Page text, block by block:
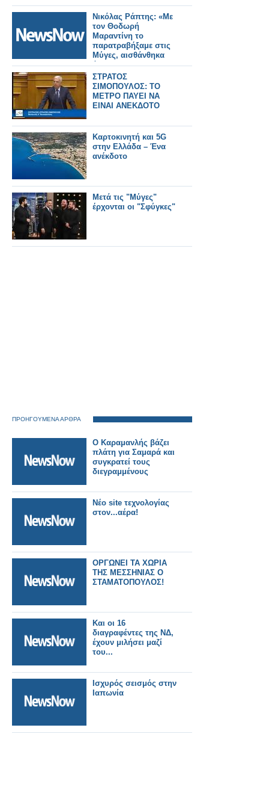
Νικόλας Ράπτης: «Με
τον Θοδωρή
Μαραντίνη το
παρατραβήξαμε στις
Μύγες, αισθάνθηκα
άβολα»
ΣΤΡΑΤΟΣ
ΣΙΜΟΠΟΥΛΟΣ: ΤΟ
ΜΕΤΡΟ ΠΑΥΕΙ ΝΑ
ΕΙΝΑΙ ΑΝΕΚΔΟΤΟ
Καρτοκινητή και 5G
στην Ελλάδα – Ένα
ανέκδοτο
Μετά τις "Μύγες"
έρχονται οι "Σφύγκες"
ΠΡΟΗΓΟΥΜΕΝΑ ΑΡΘΡΑ
Ο Καραμανλής βάζει
πλάτη για Σαμαρά και
συγκρατεί τους
διεγραμμένους
Νέο site τεχνολογίας
στον...αέρα!
ΟΡΓΩΝΕΙ ΤΑ ΧΩΡΙΑ
ΤΗΣ ΜΕΣΣΗΝΙΑΣ Ο
ΣΤΑΜΑΤΟΠΟΥΛΟΣ!
Και οι 16
διαγραφέντες της ΝΔ,
έχουν μιλήσει μαζί
του...
Ισχυρός σεισμός στην
Ιαπωνία